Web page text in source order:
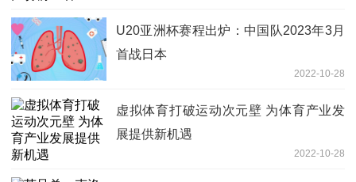
U20亚洲杯赛程出炉：中国队2023年3月
首战日本
2022-10-28
虚拟体育打破运动次元壁 为体育产业发
展提供新机遇
2022-10-28